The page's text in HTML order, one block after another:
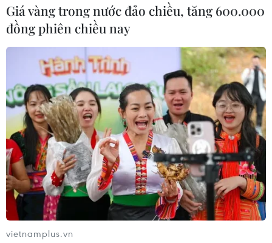
Myanmar: Giao tranh tiếp diễn, nhiều
tuyến đường bị phong tỏa
21/11/2016 23:44
Giao tranh giữa các lực lượng chính phủ và liên minh
gồm 3 nhóm vũ trang sắc tộc vẫn tiếp diễn ở thị trấn
Muse, bang miền Bắc Shan, giáp với Trung Quốc.
Giá vàng trong nước đảo chiều, tăng 600.000
đồng phiên chiều nay
vietnamplus.vn